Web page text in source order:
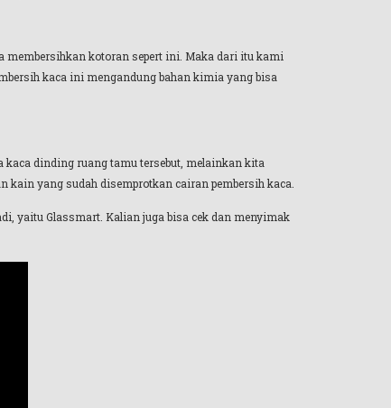
membersihkan kotoran sepert ini. Maka dari itu kami
kaca ini mengandung bahan kimia yang bisa
kaca dinding ruang tamu tersebut, melainkan kita
kain yang sudah disemprotkan cairan pembersih kaca.
yaitu Glassmart. Kalian juga bisa cek dan menyimak